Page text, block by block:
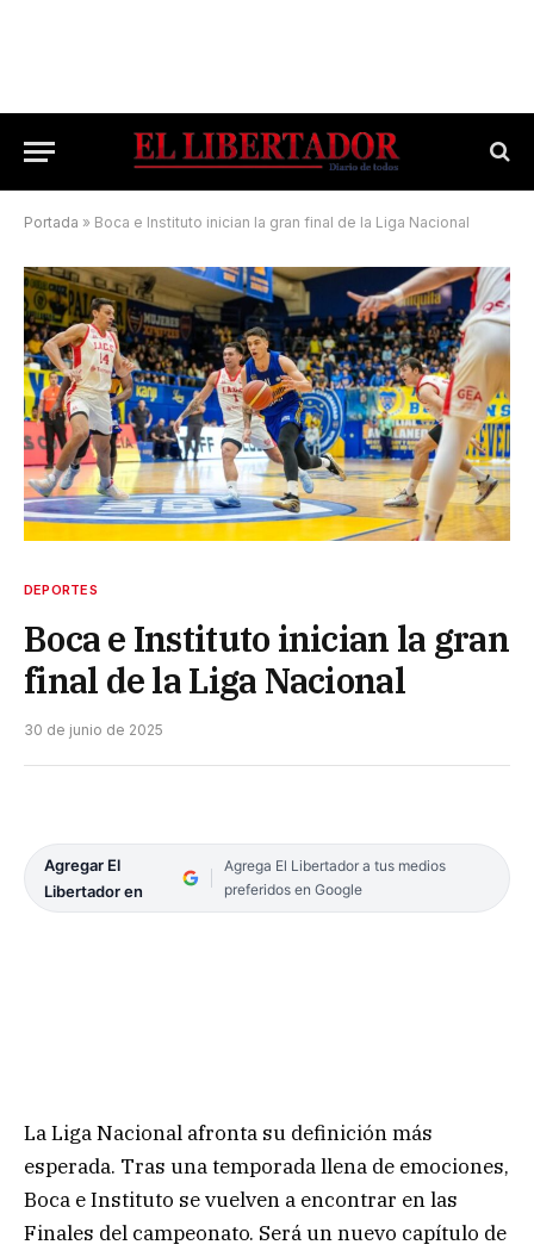
Portada » Boca e Instituto inician la gran final de la Liga Nacional
DEPORTES
Boca e Instituto inician la gran
final de la Liga Nacional
30 de junio de 2025
Agregar El
Libertador en
Agrega El Libertador a tus medios
preferidos en Google
La Liga Nacional afronta su definición más
esperada. Tras una temporada llena de emociones,
Boca e Instituto se vuelven a encontrar en las
Finales del campeonato. Será un nuevo capítulo de